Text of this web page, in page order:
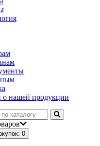
о нашей продукции
: 0